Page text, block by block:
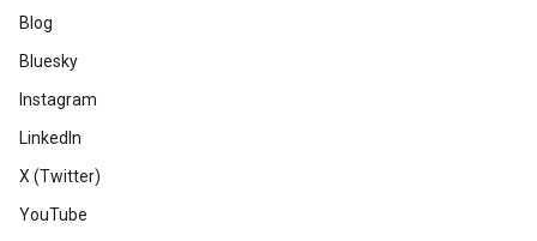
Blog
Bluesky
Instagram
LinkedIn
X (Twitter)
YouTube